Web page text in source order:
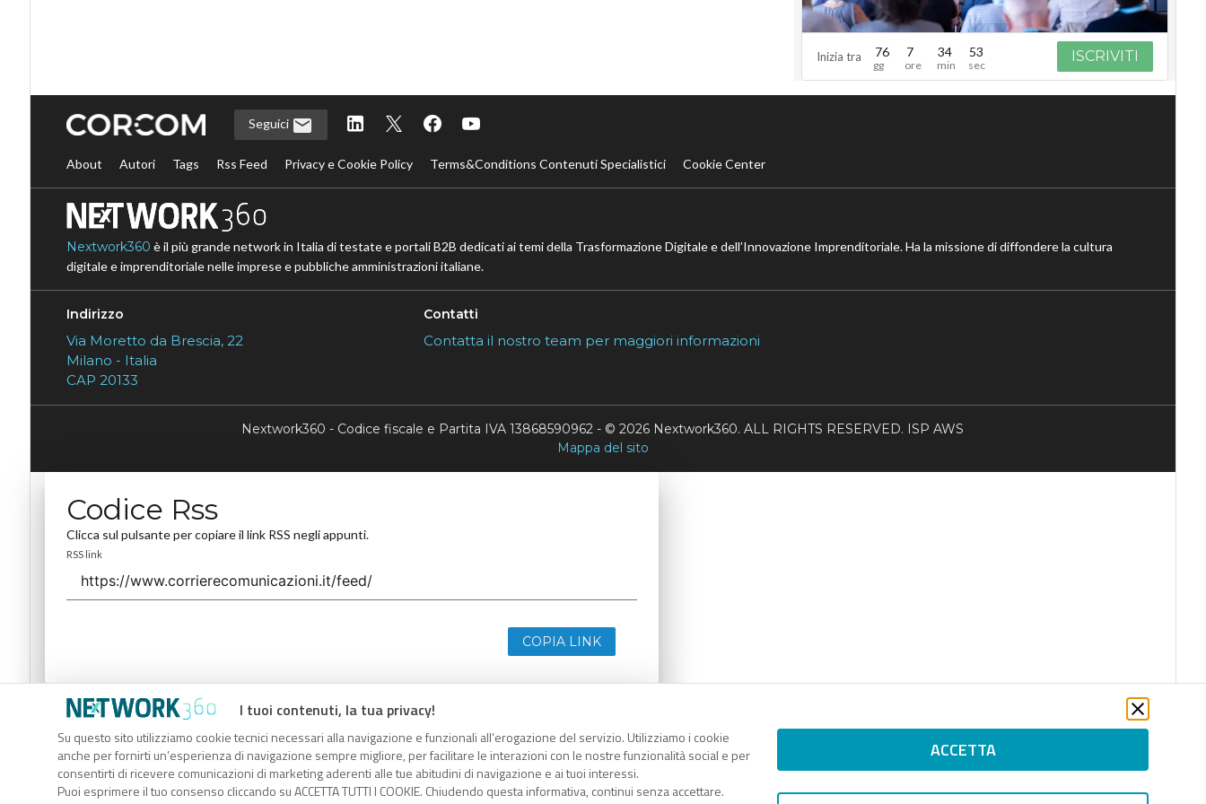
Inizia tra 76 7 34 52 ISCRIVITI
I tuoi contenuti, la tua privacy!
Su questo sito utilizziamo cookie tecnici necessari alla navigazione e funzionali all’erogazione del servizio. Utilizziamo i cookie
anche per fornirti un’esperienza di navigazione sempre migliore, per facilitare le interazioni con le nostre funzionalità social e per
consentirti di ricevere comunicazioni di marketing aderenti alle tue abitudini di navigazione e ai tuoi interessi.
Puoi esprimere il tuo consenso cliccando su ACCETTA TUTTI I COOKIE. Chiudendo questa informativa, continui senza accettare.
ACCETTA
Seguici
About Autori Tags Rss Feed Privacy e Cookie Policy Terms&Conditions Contenuti Specialistici Cookie Center
Nextwork360 è il più grande network in Italia di testate e portali B2B dedicati ai temi della Trasformazione Digitale e dell’Innovazione Imprenditoriale. Ha la missione di diffondere la cultura
digitale e imprenditoriale nelle imprese e pubbliche amministrazioni italiane.
Indirizzo
Via Moretto da Brescia, 22
Milano - Italia
CAP 20133
Contatti
Contatta il nostro team per maggiori informazioni
Nextwork360 - Codice fiscale e Partita IVA 13868590962 - © 2026 Nextwork360. ALL RIGHTS RESERVED. ISP AWS
Mappa del sito
Codice Rss
Clicca sul pulsante per copiare il link RSS negli appunti.
RSS link
COPIA LINK
Codice Rss
Clicca sul pulsante per copiare il link RSS negli appunti.
RSS link